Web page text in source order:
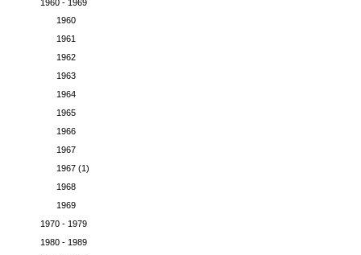
1960 - 1969
1960
1961
1962
1963
1964
1965
1966
1967
1967 (1)
1968
1969
1970 - 1979
1980 - 1989